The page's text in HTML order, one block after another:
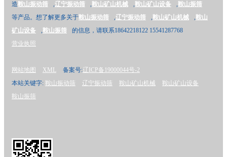
造鞍山振动筛 ,辽宁振动筛 ,鞍山矿山机械 ,鞍山矿山设备 ,鞍山振筛
等产品。想了解更多关于鞍山振动筛 ,辽宁振动筛 ,鞍山矿山机械 ,鞍山
矿山设备
,鞍山振筛
的信息，请联系18642218122 15541287768
营业执照
网站地图 XML 备案号:辽ICP备19000044号-2
本站关键字: 鞍山振动筛 辽宁振动筛 鞍山矿山机械
鞍山矿山设备
鞍山振筛